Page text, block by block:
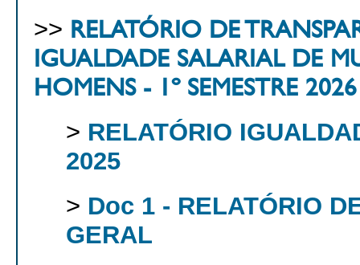
>> RELATÓRIO DE
IGUALDADE SALARIAL DE
HOMENS - 1º SEMESTRE 2026
> RELATÓRIO
2025
> Doc 1 - RELATÓRIO
GERAL